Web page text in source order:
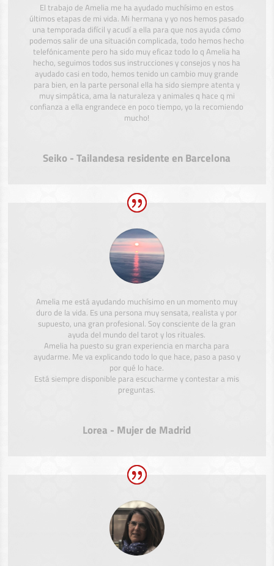
El trabajo de Amelia me ha ayudado muchísimo en estos
últimos etapas de mi vida. Mi hermana y yo nos hemos pasado
una temporada difícil y acudí a ella para que nos ayuda cómo
podemos salir de una situación complicada, todo hemos hecho
telefónicamente pero ha sido muy eficaz todo lo q Amelia ha
hecho, seguimos todos sus instrucciones y consejos y nos ha
ayudado casi en todo, hemos tenido un cambio muy grande
para bien, en la parte personal ella ha sido siempre atenta y
muy simpática, ama la naturaleza y animales q hace q mi
confianza a ella engrandece en poco tiempo, yo la recomiendo
mucho!
Seiko - Tailandesa residente en Barcelona
Amelia me está ayudando muchísimo en un momento muy
duro de la vida. Es una persona muy sensata, realista y por
supuesto, una gran profesional. Soy consciente de la gran
ayuda del mundo del tarot y los rituales.
Amelia ha puesto su gran experiencia en marcha para
ayudarme. Me va explicando todo lo que hace, paso a paso y
por qué lo hace.
Está siempre disponible para escucharme y contestar a mis
preguntas.
Lorea - Mujer de Madrid